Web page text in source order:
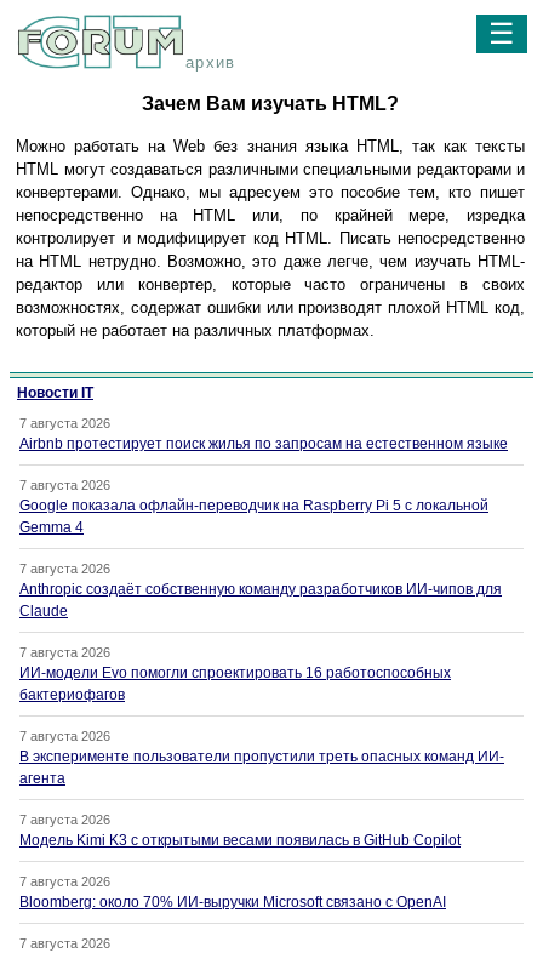
архив
☰
Зачем Вам изучать HTML?
Можно работать на Web без знания языка HTML, так как тексты
HTML могут создаваться различными специальными редакторами и
конвертерами. Однако, мы адресуем это пособие тем, кто пишет
непосредственно на HTML или, по крайней мере, изредка
контролирует и модифицирует код HTML. Писать непосредственно
на HTML нетрудно. Возможно, это даже легче, чем изучать HTML-
редактор или конвертер, которые часто ограничены в своих
возможностях, содержат ошибки или производят плохой HTML код,
который не работает на различных платформах.
Новости IT
7 августа 2026
Airbnb протестирует поиск жилья по запросам на естественном языке
7 августа 2026
Google показала офлайн-переводчик на Raspberry Pi 5 с локальной
Gemma 4
7 августа 2026
Anthropic создаёт собственную команду разработчиков ИИ-чипов для
Claude
7 августа 2026
ИИ-модели Evo помогли спроектировать 16 работоспособных
бактериофагов
7 августа 2026
В эксперименте пользователи пропустили треть опасных команд ИИ-
агента
7 августа 2026
Модель Kimi K3 с открытыми весами появилась в GitHub Copilot
7 августа 2026
Bloomberg: около 70% ИИ-выручки Microsoft связано с OpenAI
7 августа 2026